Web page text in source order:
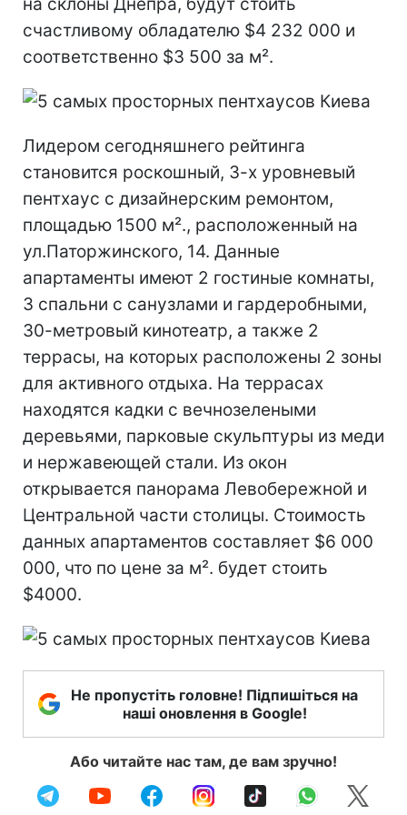
счастливому обладателю $4 232 000 и
соответственно $3 500 за м².
Лидером сегодняшнего рейтинга
становится роскошный, 3-х уровневый
пентхаус с дизайнерским ремонтом,
площадью 1500 м²., расположенный на
ул.Паторжинского, 14. Данные
апартаменты имеют 2 гостиные комнаты,
3 спальни с санузлами и гардеробными,
30-метровый кинотеатр, а также 2
террасы, на которых расположены 2 зоны
для активного отдыха. На террасах
находятся кадки с вечнозелеными
деревьями, парковые скульптуры из меди
и нержавеющей стали. Из окон
открывается панорама Левобережной и
Центральной части столицы. Стоимость
данных апартаментов составляет $6 000
000, что по цене за м². будет стоить
$4000.
Не пропустіть головне! Підпишіться на
наші оновлення в Google!
Або читайте нас там, де вам зручно!